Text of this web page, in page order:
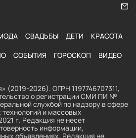
СВАДЬБЫ ДЕТИ КРАСОТА
СОБЫТИЯ ГОРОСКОП ВИДЕО
(2019-2026). ОГРН 1197746707311,
о регистрации СМИ ПИ №
службой по надзору в сфере
и массовых
г. Редакция не несет
информации,
объявлениях. Редакция не